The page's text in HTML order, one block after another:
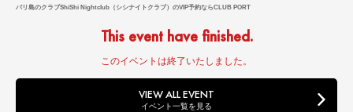
バリ島のクラブShiShi Nightclub（シシナイトクラブ）のVIP予約ならCLUB PORT
This event have finished.
このイベントは終了いたしました。
VIEW ALL EVENT
イベント一覧を見る